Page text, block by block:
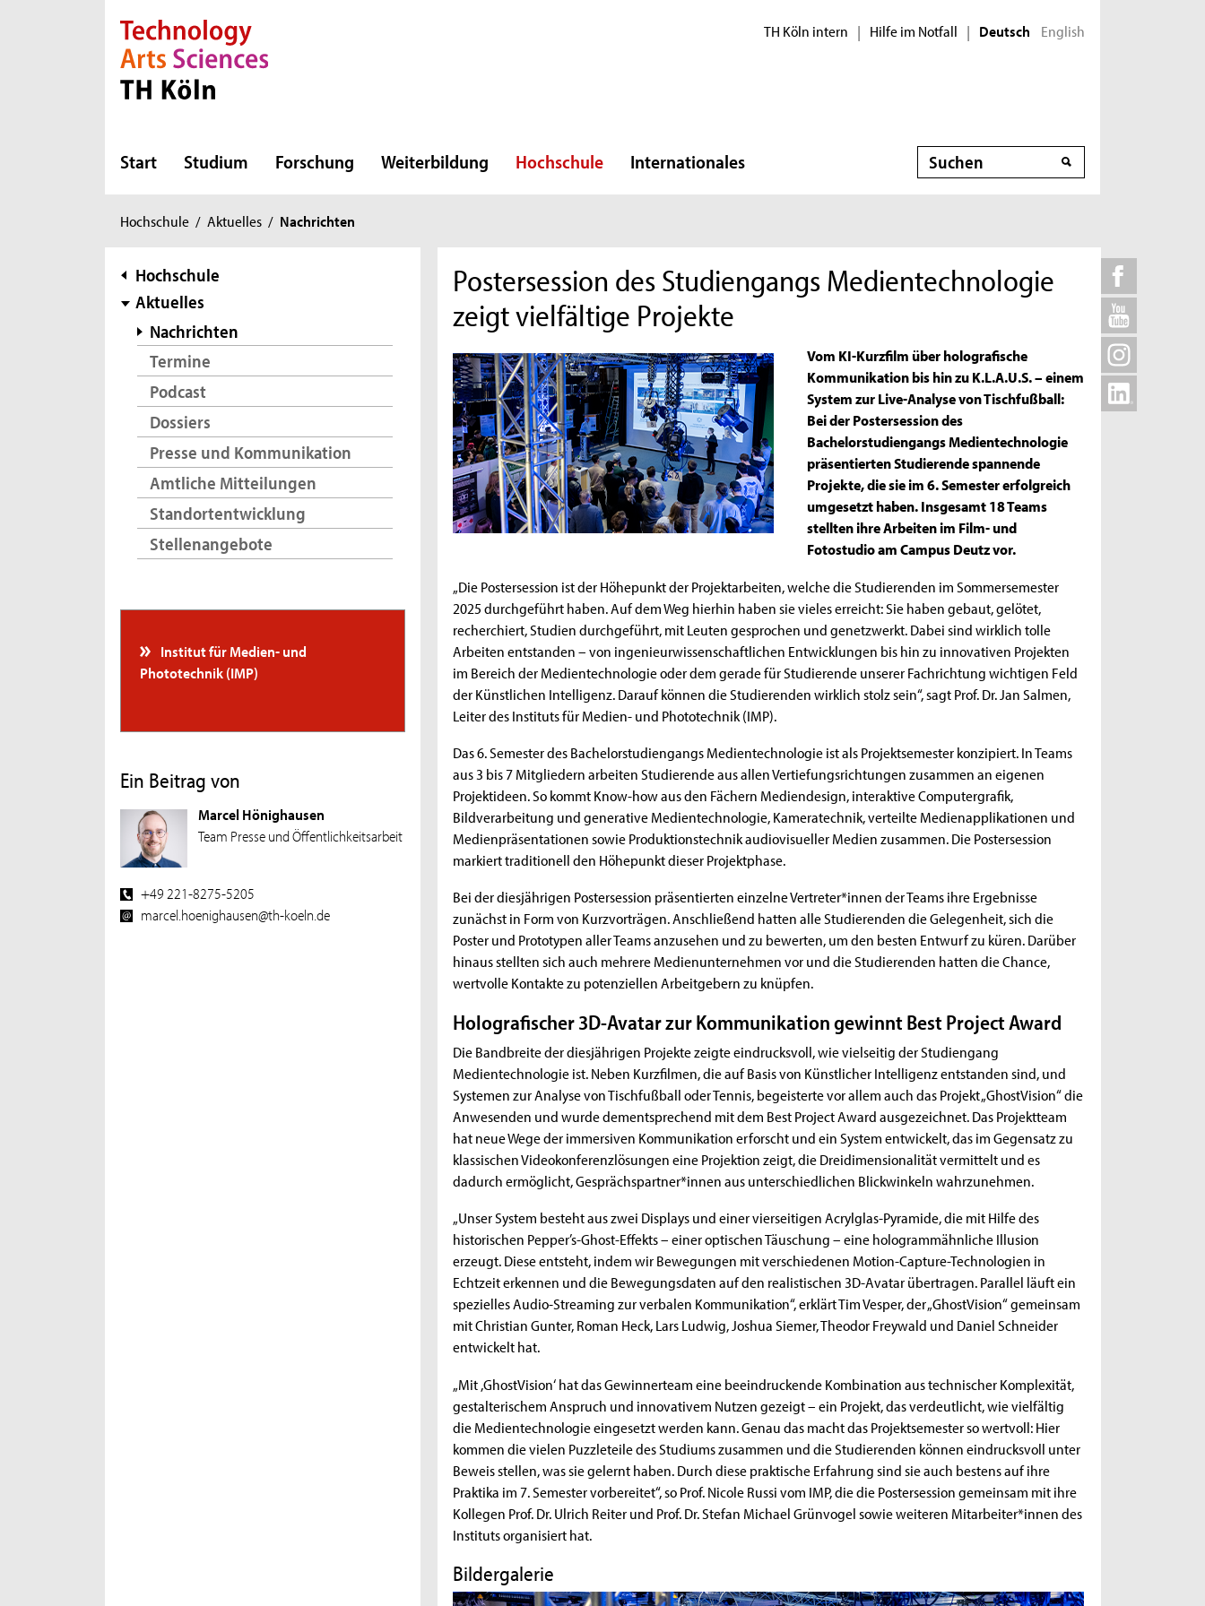
Direkt zur Hauptnavigation
Direkt zur Subnavigation
Direkt zum Inhalt
Direkt zum Fußbereich TH Köln intern | Hilfe im Notfall | Deutsch English
Start Studium Forschung Weiterbildung Hochschule Internationales Suche
Sie
hier:
Hochschule / Aktuelles / Nachrichten
Subnavigation
Hochschule
Aktuelles
Nachrichten
Termine
Podcast
Dossiers
Presse und Kommunikation
Amtliche Mitteilungen
Standortentwicklung
Stellenangebote
Institut für Medien- und
Phototechnik (IMP)
Ein Beitrag von
Marcel Hönighausen
Team Presse und Öffentlichkeitsarbeit
+49 221-8275-5205
marcel.hoenighausen@th-koeln.de
Postersession des Studiengangs Medientechnologie
zeigt vielfältige Projekte
Vom KI-Kurzfilm über holografische
Kommunikation bis hin zu K.L.A.U.S. – einem
System zur Live-Analyse von Tischfußball:
Bei der Postersession des
Bachelorstudiengangs Medientechnologie
präsentierten Studierende spannende
Projekte, die sie im 6. Semester erfolgreich
umgesetzt haben. Insgesamt 18 Teams
stellten ihre Arbeiten im Film- und
Fotostudio am Campus Deutz vor.
„Die Postersession ist der Höhepunkt der Projektarbeiten, welche die Studierenden im Sommersemester
2025 durchgeführt haben. Auf dem Weg hierhin haben sie vieles erreicht: Sie haben gebaut, gelötet,
recherchiert, Studien durchgeführt, mit Leuten gesprochen und genetzwerkt. Dabei sind wirklich tolle
Arbeiten entstanden – von ingenieurwissenschaftlichen Entwicklungen bis hin zu innovativen Projekten
im Bereich der Medientechnologie oder dem gerade für Studierende unserer Fachrichtung wichtigen Feld
der Künstlichen Intelligenz. Darauf können die Studierenden wirklich stolz sein“, sagt Prof. Dr. Jan Salmen,
Leiter des Instituts für Medien- und Phototechnik (IMP).
Das 6. Semester des Bachelorstudiengangs Medientechnologie ist als Projektsemester konzipiert. In Teams
aus 3 bis 7 Mitgliedern arbeiten Studierende aus allen Vertiefungsrichtungen zusammen an eigenen
Projektideen. So kommt Know-how aus den Fächern Mediendesign, interaktive Computergrafik,
Bildverarbeitung und generative Medientechnologie, Kameratechnik, verteilte Medienapplikationen und
Medienpräsentationen sowie Produktionstechnik audiovisueller Medien zusammen. Die Postersession
markiert traditionell den Höhepunkt dieser Projektphase.
Bei der diesjährigen Postersession präsentierten einzelne Vertreter*innen der Teams ihre Ergebnisse
zunächst in Form von Kurzvorträgen. Anschließend hatten alle Studierenden die Gelegenheit, sich die
Poster und Prototypen aller Teams anzusehen und zu bewerten, um den besten Entwurf zu küren. Darüber
hinaus stellten sich auch mehrere Medienunternehmen vor und die Studierenden hatten die Chance,
wertvolle Kontakte zu potenziellen Arbeitgebern zu knüpfen.
Holografischer 3D-Avatar zur Kommunikation gewinnt Best Project Award
Die Bandbreite der diesjährigen Projekte zeigte eindrucksvoll, wie vielseitig der Studiengang
Medientechnologie ist. Neben Kurzfilmen, die auf Basis von Künstlicher Intelligenz entstanden sind, und
Systemen zur Analyse von Tischfußball oder Tennis, begeisterte vor allem auch das Projekt „GhostVision“ die
Anwesenden und wurde dementsprechend mit dem Best Project Award ausgezeichnet. Das Projektteam
hat neue Wege der immersiven Kommunikation erforscht und ein System entwickelt, das im Gegensatz zu
klassischen Videokonferenzlösungen eine Projektion zeigt, die Dreidimensionalität vermittelt und es
dadurch ermöglicht, Gesprächspartner*innen aus unterschiedlichen Blickwinkeln wahrzunehmen.
„Unser System besteht aus zwei Displays und einer vierseitigen Acrylglas-Pyramide, die mit Hilfe des
historischen Pepper’s-Ghost-Effekts – einer optischen Täuschung – eine hologrammähnliche Illusion
erzeugt. Diese entsteht, indem wir Bewegungen mit verschiedenen Motion-Capture-Technologien in
Echtzeit erkennen und die Bewegungsdaten auf den realistischen 3D-Avatar übertragen. Parallel läuft ein
spezielles Audio-Streaming zur verbalen Kommunikation“, erklärt Tim Vesper, der „GhostVision“ gemeinsam
mit Christian Gunter, Roman Heck, Lars Ludwig, Joshua Siemer, Theodor Freywald und Daniel Schneider
entwickelt hat.
„Mit ,GhostVision‘ hat das Gewinnerteam eine beeindruckende Kombination aus technischer Komplexität,
gestalterischem Anspruch und innovativem Nutzen gezeigt – ein Projekt, das verdeutlicht, wie vielfältig
die Medientechnologie eingesetzt werden kann. Genau das macht das Projektsemester so wertvoll: Hier
kommen die vielen Puzzleteile des Studiums zusammen und die Studierenden können eindrucksvoll unter
Beweis stellen, was sie gelernt haben. Durch diese praktische Erfahrung sind sie auch bestens auf ihre
Praktika im 7. Semester vorbereitet“, so Prof. Nicole Russi vom IMP, die die Postersession gemeinsam mit ihre
Kollegen Prof. Dr. Ulrich Reiter und Prof. Dr. Stefan Michael Grünvogel sowie weiteren Mitarbeiter*innen des
Instituts organisiert hat.
Bildergalerie